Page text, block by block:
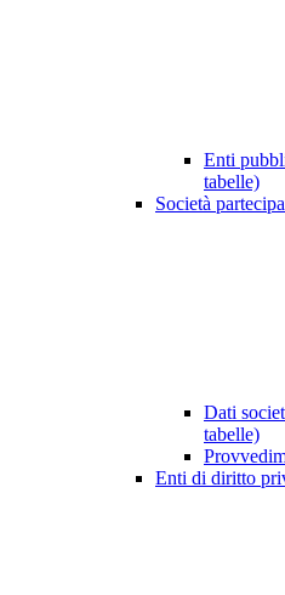
Enti
tabelle)
Società
Dati
tabelle)
Enti di diritto